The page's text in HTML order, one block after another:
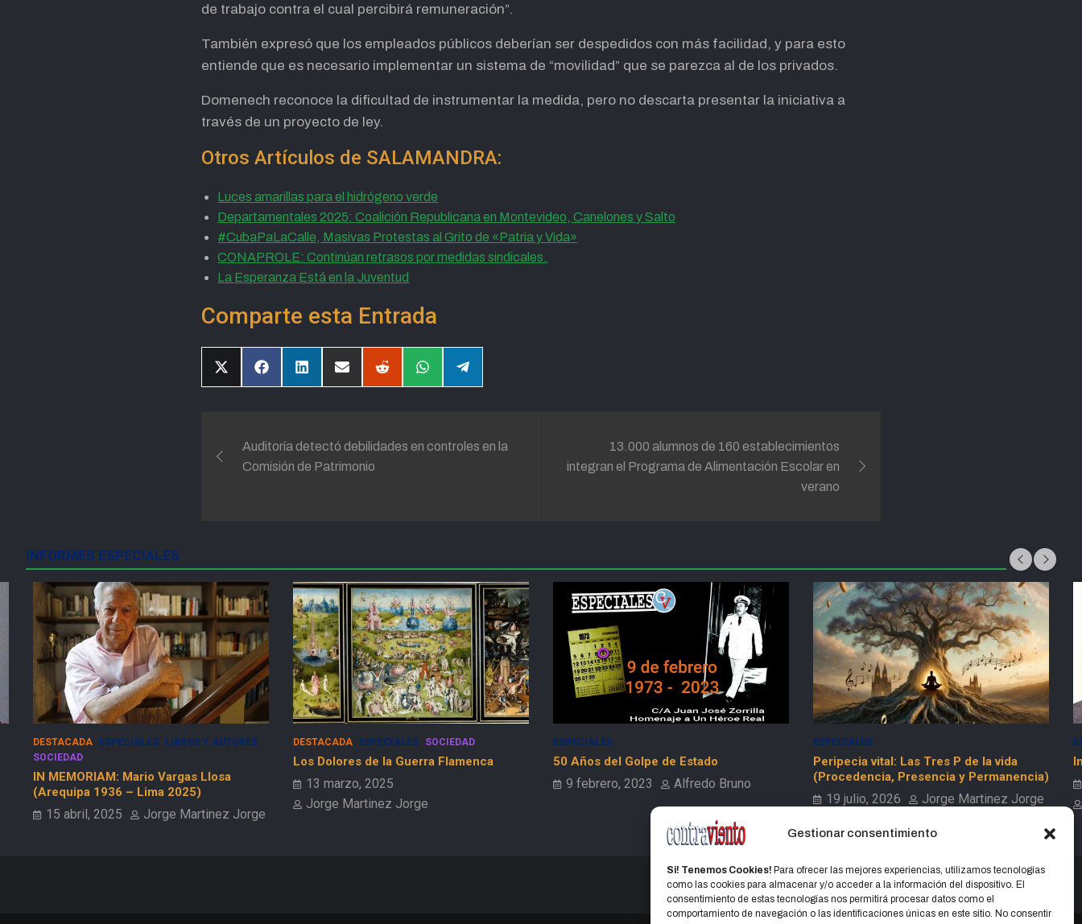
Gestionar consentimiento
Si! Tenemos Cookies! Para ofrecer las mejores experiencias, utilizamos tecnologías
como las cookies para almacenar y/o acceder a la información del dispositivo. El
consentimiento de estas tecnologías nos permitirá procesar datos como el
comportamiento de navegación o las identificaciones únicas en este sitio. No consentir
de trabajo contra el cual percibirá remuneración”.
También expresó que los empleados públicos deberían ser despedidos con más facilidad, y para esto
entiende que es necesario implementar un sistema de “movilidad” que se parezca al de los privados.
Domenech reconoce la dificultad de instrumentar la medida, pero no descarta presentar la iniciativa a
través de un proyecto de ley.
Otros Artículos de SALAMANDRA:
Luces amarillas para el hidrógeno verde
Departamentales 2025: Coalición Republicana en Montevideo, Canelones y Salto
#CubaPaLaCalle, Masivas Protestas al Grito de «Patria y Vida»
CONAPROLE: Continúan retrasos por medidas sindicales.
La Esperanza Está en la Juventud
Comparte esta Entrada
Compartir
en
Compartir
en
Compartir
en
Compartir
en
Compartir
en
Compartir
en
Compartir
en
de
Auditoría detectó debilidades en controles en la
Comisión de Patrimonio
13.000 alumnos de 160 establecimientos
integran el Programa de Alimentación Escolar en
verano
INFORMES ESPECIALES
DESTACADA ESPECIALES
LIBROS Y AUTORES
SOCIEDAD
IN MEMORIAM: Mario Vargas Llosa
(Arequipa 1936 – Lima 2025)
15 abril, 2025 Jorge Martinez Jorge
DESTACADA ESPECIALES SOCIEDAD
Los Dolores de la Guerra Flamenca
13 marzo, 2025
Jorge Martinez Jorge
ESPECIALES
50 Años del Golpe de Estado
9 febrero, 2023 Alfredo Bruno
ESPECIALES
Peripecia vital: Las Tres P de la vida
(Procedencia, Presencia y Permanencia)
19 julio, 2026 Jorge Martinez Jorge